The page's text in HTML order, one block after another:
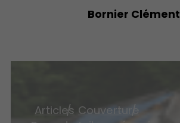
Bornier Clément
Articles Couverture